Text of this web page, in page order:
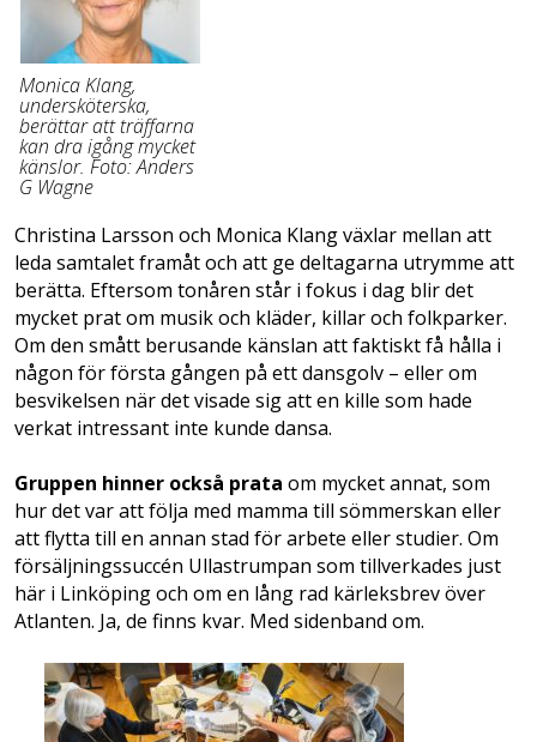
Monica Klang,
undersköterska,
berättar att ­träffarna
kan dra igång mycket
känslor. Foto: Anders
G Wagne
Christina Larsson och Monica Klang växlar mellan att
leda samtalet framåt och att ge deltagarna utrymme att
berätta. Eftersom tonåren står i fokus i dag blir det
mycket prat om musik och kläder, killar och folkparker.
Om den smått berusande känslan att faktiskt få hålla i
någon för första gången på ett dansgolv – eller om
besvikelsen när det visade sig att en kille som hade
verkat intressant inte kunde dansa.
Gruppen hinner också prata om mycket annat, som
hur det var att följa med mamma till sömmerskan­ eller
att flytta till en annan stad för arbete eller studier. Om
försäljningssuccén Ullastrumpan som tillverkades just
här i Linköping och om en lång rad kärleksbrev över
Atlanten. Ja, de finns kvar. Med sidenband om.